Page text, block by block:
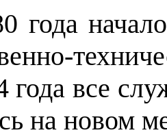
года
года все
на новом